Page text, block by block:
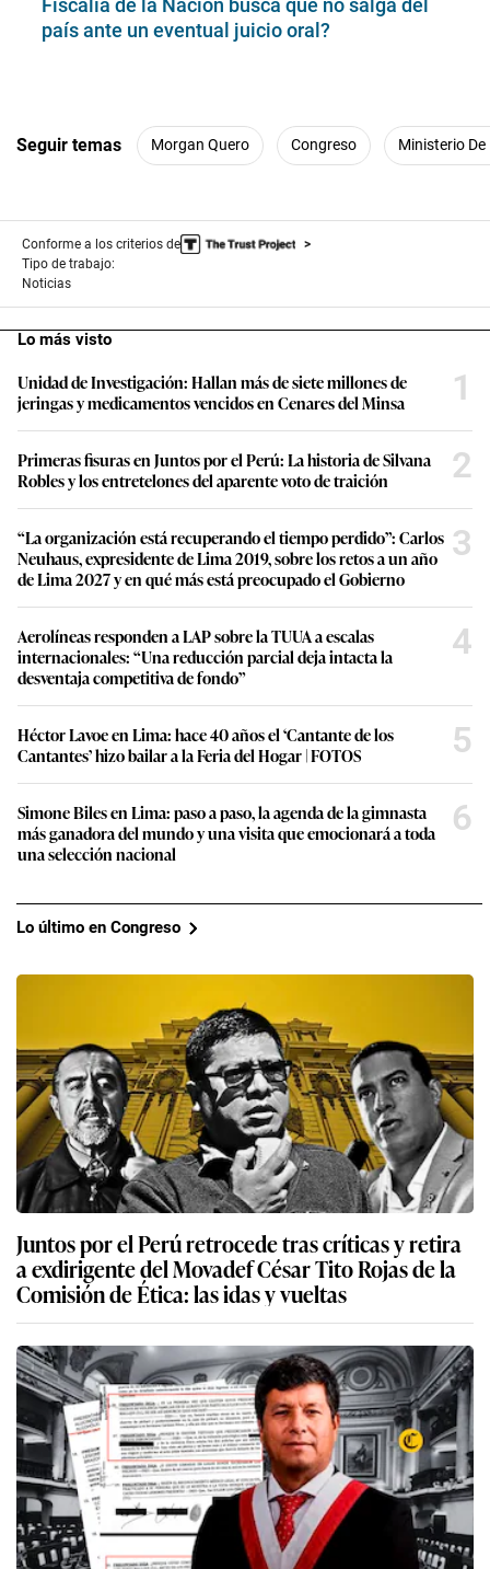
Fiscalía de la Nación busca que no salga del
país ante un eventual juicio oral?
Seguir temas Morgan Quero Congreso Ministerio
Conforme a los criterios de
Tipo de trabajo:
Noticias
Lo más visto
Unidad de Investigación: Hallan más de siete millones de
jeringas y medicamentos vencidos en Cenares del Minsa
1
Primeras fisuras en Juntos por el Perú: La historia de Silvana
Robles y los entretelones del aparente voto de traición
2
“La organización está recuperando el tiempo perdido”: Carlos
Neuhaus, expresidente de Lima 2019, sobre los retos a un año
de Lima 2027 y en qué más está preocupado el Gobierno
3
Aerolíneas responden a LAP sobre la TUUA a escalas
internacionales: “Una reducción parcial deja intacta la
desventaja competitiva de fondo”
4
Héctor Lavoe en Lima: hace 40 años el ‘Cantante de los
Cantantes’ hizo bailar a la Feria del Hogar | FOTOS
5
Simone Biles en Lima: paso a paso, la agenda de la gimnasta
más ganadora del mundo y una visita que emocionará a toda
una selección nacional
6
Lo último en Congreso
Juntos por el Perú retrocede tras críticas y retira
a exdirigente del Movadef César Tito Rojas de la
Comisión de Ética: las idas y vueltas